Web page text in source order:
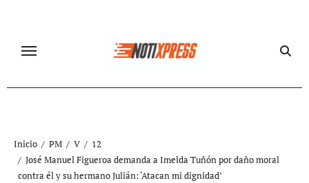
contenido
Inicio PM V
12
José Manuel Figueroa demanda a Imelda Tuñón por daño moral
contra él y su hermano Julián: ‘Atacan mi dignidad’